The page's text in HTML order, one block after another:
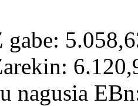
gabe:
nagusia